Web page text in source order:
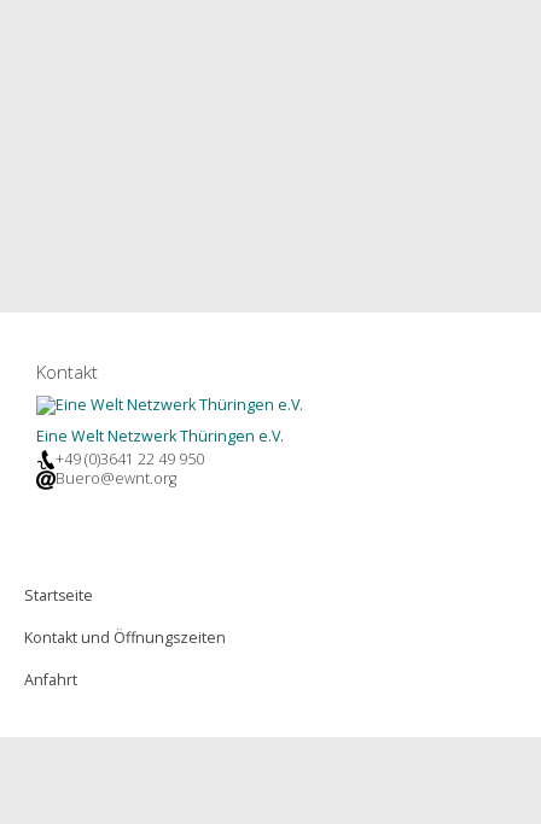
Kontakt
Eine Welt Netzwerk Thüringen e.V.
+49 (0)3641 22 49 950
Buero@ewnt.org
Startseite
Kontakt und Öffnungszeiten
Anfahrt